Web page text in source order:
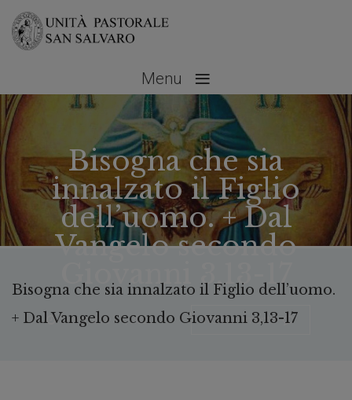
Menu ≡
Bisogna che sia
innalzato il Figlio
dell’uomo. + Dal
Vangelo secondo
Giovanni 3,13-17
Settembre 14, 2020 No Comments
Bisogna che sia innalzato il Figlio dell’uomo.
+ Dal Vangelo secondo Giovanni 3,13-17